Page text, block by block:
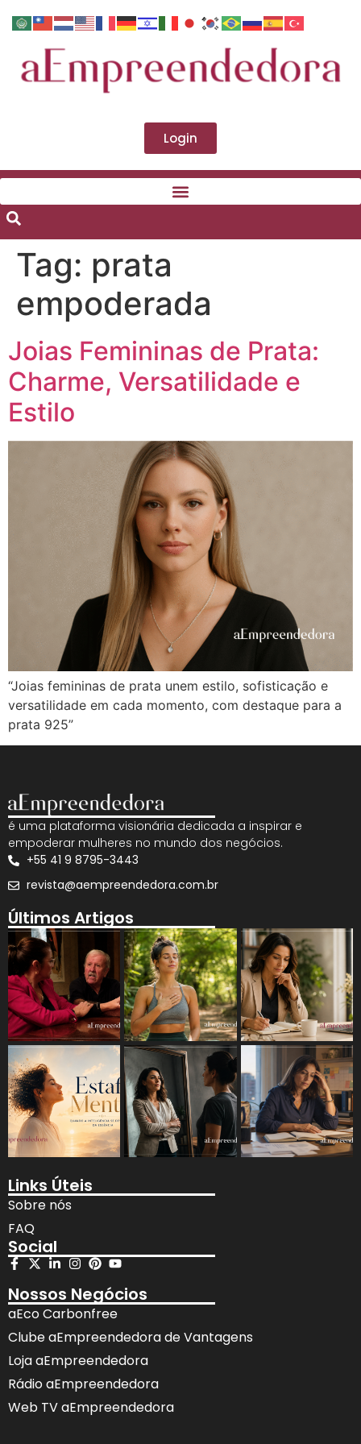
Login
Tag: prata
empoderada
Joias Femininas de Prata:
Charme, Versatilidade e
Estilo
“Joias femininas de prata unem estilo, sofisticação e
versatilidade em cada momento, com destaque para a
prata 925”
é uma plataforma visionária dedicada a inspirar e
empoderar mulheres no mundo dos negócios.
+55 41 9 8795-3443
revista@aempreendedora.com.br
Últimos Artigos
Links Úteis
Sobre nós
FAQ
Social
Nossos Negócios
aEco Carbonfree
Clube aEmpreendedora de Vantagens
Loja aEmpreendedora
Rádio aEmpreendedora
Web TV aEmpreendedora